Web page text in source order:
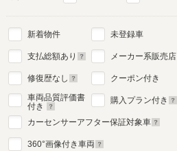
新着物件
支払総額あり
修復歴なし
車両品質評価書
付き
未登録車
メーカー系販売店
クーポン付き
購入プラン付き
カーセンサーアフター保証対象車
360°画像付き車両